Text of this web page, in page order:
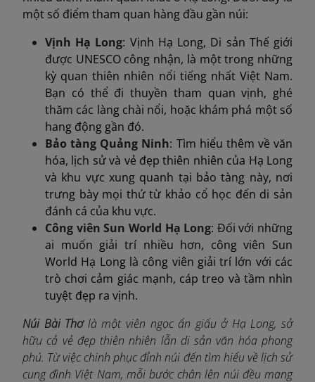
một số điểm tham quan hàng đầu gần núi:
Vịnh Hạ Long: Vịnh Hạ Long, Di sản Thế giới
được UNESCO công nhận, là một trong những
kỳ quan thiên nhiên nổi tiếng nhất Việt Nam.
Bạn có thể đi thuyền tham quan vịnh, ghé
thăm các làng chài nổi, hoặc khám phá một số
hang động gần đó.
Bảo tàng Quảng Ninh: Tìm hiểu thêm về văn
hóa, lịch sử và vẻ đẹp thiên nhiên của Hạ Long
và khu vực xung quanh tại bảo tàng này, nơi
trưng bày mọi thứ từ khảo cổ học đến di sản
đánh cá của khu vực.
Công viên Sun World Hạ Long: Đối với những
ai muốn giải trí nhiều hơn, công viên Sun
World Hạ Long là công viên giải trí lớn với các
trò chơi cảm giác mạnh, cáp treo và tầm nhìn
tuyệt đẹp ra vịnh.
Núi Bài Thơlà một viên ngọc ẩn giấu ở Hạ Long, sở
hữu cả vẻ đẹp thiên nhiên lẫn di sản văn hóa phong
phú. Từ việc chinh phục đỉnh núi đến tìm hiểu về lịch sử
cung đình Việt Nam, mỗi bước chân lên núi đều mang